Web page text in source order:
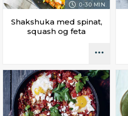
0-30 MIN.
Shakshuka med spinat,
squash og feta